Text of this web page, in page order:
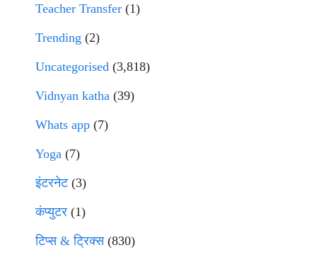
Teacher Transfer (1)
Trending (2)
Uncategorised (3,818)
Vidnyan katha (39)
Whats app (7)
Yoga (7)
इंटरनेट(3)
कंप्युटर (1)
टिप्स & ट्रिक्स(830)